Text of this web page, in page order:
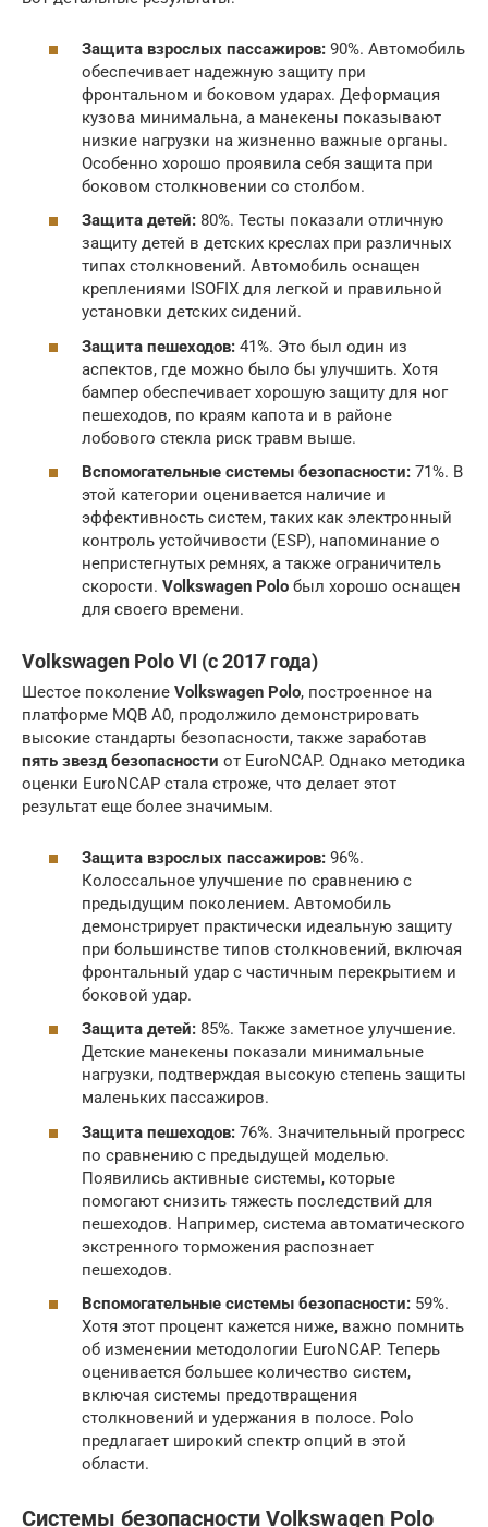
Защита взрослых пассажиров: 90%. Автомобиль
обеспечивает надежную защиту при
фронтальном и боковом ударах. Деформация
кузова минимальна, а манекены показывают
низкие нагрузки на жизненно важные органы.
Особенно хорошо проявила себя защита при
боковом столкновении со столбом.
Защита детей: 80%. Тесты показали отличную
защиту детей в детских креслах при различных
типах столкновений. Автомобиль оснащен
креплениями ISOFIX для легкой и правильной
установки детских сидений.
Защита пешеходов: 41%. Это был один из
аспектов, где можно было бы улучшить. Хотя
бампер обеспечивает хорошую защиту для ног
пешеходов, по краям капота и в районе
лобового стекла риск травм выше.
Вспомогательные системы безопасности: 71%. В
этой категории оценивается наличие и
эффективность систем, таких как электронный
контроль устойчивости (ESP), напоминание о
непристегнутых ремнях, а также ограничитель
скорости. Volkswagen Polo был хорошо оснащен
для своего времени.
Volkswagen Polo VI (с 2017 года)
Шестое поколение Volkswagen Polo, построенное на
платформе MQB A0, продолжило демонстрировать
высокие стандарты безопасности, также заработав
пять звезд безопасности от EuroNCAP. Однако методика
оценки EuroNCAP стала строже, что делает этот
результат еще более значимым.
Защита взрослых пассажиров: 96%.
Колоссальное улучшение по сравнению с
предыдущим поколением. Автомобиль
демонстрирует практически идеальную защиту
при большинстве типов столкновений, включая
фронтальный удар с частичным перекрытием и
боковой удар.
Защита детей: 85%. Также заметное улучшение.
Детские манекены показали минимальные
нагрузки, подтверждая высокую степень защиты
маленьких пассажиров.
Защита пешеходов: 76%. Значительный прогресс
по сравнению с предыдущей моделью.
Появились активные системы, которые
помогают снизить тяжесть последствий для
пешеходов. Например, система автоматического
экстренного торможения распознает
пешеходов.
Вспомогательные системы безопасности: 59%.
Хотя этот процент кажется ниже, важно помнить
об изменении методологии EuroNCAP. Теперь
оценивается большее количество систем,
включая системы предотвращения
столкновений и удержания в полосе. Polo
предлагает широкий спектр опций в этой
области.
Системы безопасности Volkswagen Polo